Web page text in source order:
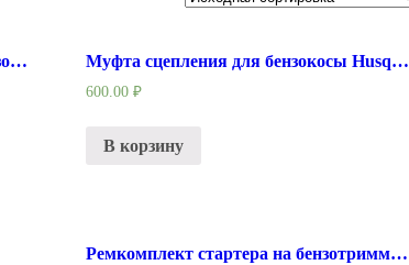
Корпус воздушного фильтра для бензотриммера Husqvarna 125R, 128R, в сборе Муфта сцепления для бензокосы Husqvarna 128R
600.00₽
В корзину
Ремкомплект стартера на бензотриммер ( бензокосы ) Husqvarna 128R